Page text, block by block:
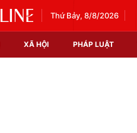
Thứ Bảy, 8/8/2026
XÃ HỘI PHÁP LUẬT